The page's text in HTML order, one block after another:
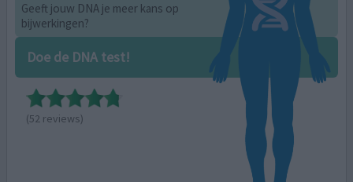
Geeft jouw DNA je meer kans op
bijwerkingen?
Doe de DNA test!
(52 reviews)